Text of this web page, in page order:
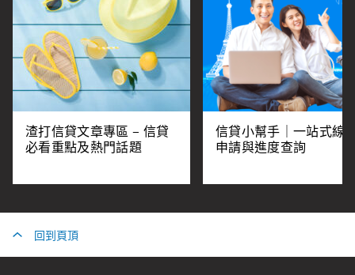
渣打信貸文章專區 – 信貸
必看重點及熱門話題
信貸小幫手｜一站式線
申請與進度查詢
回到頁頂